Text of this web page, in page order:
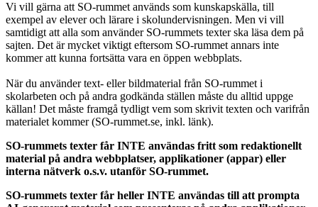
Vi vill gärna att SO-rummet används som kunskapskälla, till
exempel av elever och lärare i skolundervisningen. Men vi vill
samtidigt att alla som använder SO-rummets texter ska läsa dem på
sajten. Det är mycket viktigt eftersom SO-rummet annars inte
kommer att kunna fortsätta vara en öppen webbplats.
När du använder text- eller bildmaterial från SO-rummet i
skolarbeten och på andra godkända ställen måste du alltid uppge
källan! Det måste framgå tydligt vem som skrivit texten och varifrån
materialet kommer (SO-rummet.se, inkl. länk).
SO-rummets texter får INTE användas fritt som redaktionellt
material på andra webbplatser, applikationer (appar) eller
interna nätverk o.s.v. utanför SO-rummet.
SO-rummets texter får heller INTE användas till att prompta